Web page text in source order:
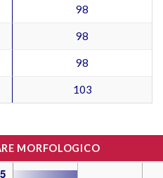
98
98
98
103
MORFOLOGICO